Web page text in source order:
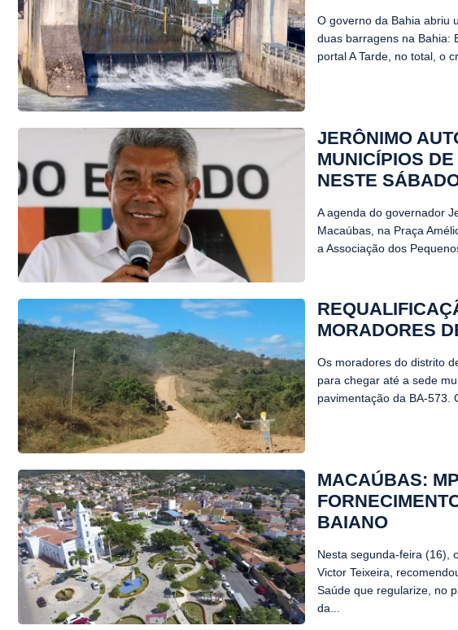
O governo da Bahia abriu
duas barragens na Bahia:
portal A Tarde, no total, o
JERÔNIMO
MUNICÍPIOS
NESTE
A agenda do governador
Macaúbas, na Praça
a Associação dos
MORADORES
Os moradores do distrito
para chegar até a sede
pavimentação da BA-573.
MACAÚBAS:
BAIANO
Nesta segunda-feira (16),
Victor Teixeira,
Saúde que regularize, no
da...